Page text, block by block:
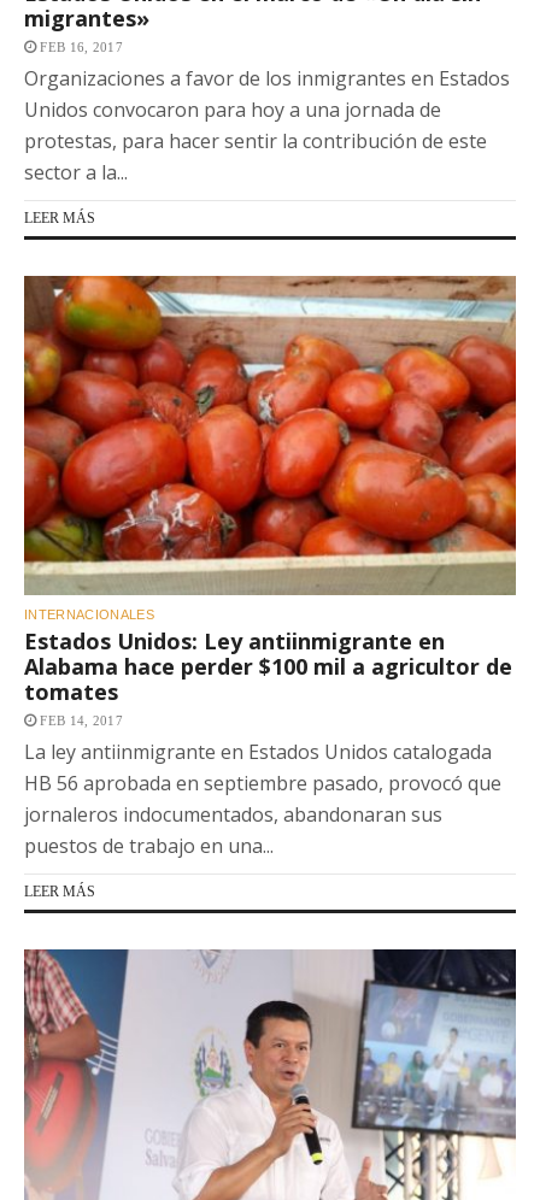
migrantes»
FEB 16, 2017
Organizaciones a favor de los inmigrantes en Estados
Unidos convocaron para hoy a una jornada de
protestas, para hacer sentir la contribución de este
sector a la...
LEER MÁS
INTERNACIONALES
Estados Unidos: Ley antiinmigrante en
Alabama hace perder $100 mil a agricultor de
tomates
FEB 14, 2017
La ley antiinmigrante en Estados Unidos catalogada
HB 56 aprobada en septiembre pasado, provocó que
jornaleros indocumentados, abandonaran sus
puestos de trabajo en una...
LEER MÁS